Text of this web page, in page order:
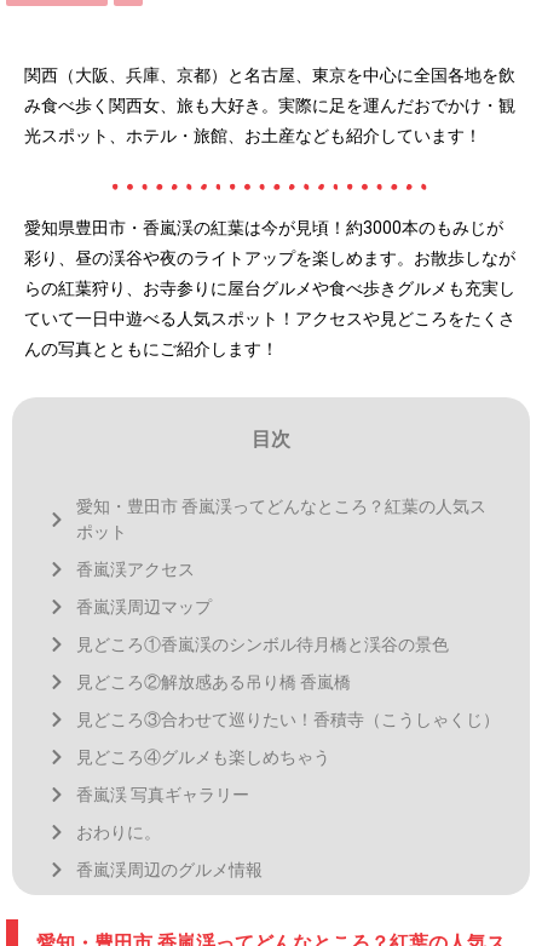
関西（大阪、兵庫、京都）と名古屋、東京を中心に全国各地を飲
み食べ歩く関西女、旅も大好き。実際に足を運んだおでかけ・観
光スポット、ホテル・旅館、お土産なども紹介しています！
愛知県豊田市・香嵐渓の紅葉は今が見頃！約3000本のもみじが
彩り、昼の渓谷や夜のライトアップを楽しめます。お散歩しなが
らの紅葉狩り、お寺参りに屋台グルメや食べ歩きグルメも充実し
ていて一日中遊べる人気スポット！アクセスや見どころをたくさ
んの写真とともにご紹介します！
目次
愛知・豊田市 香嵐渓ってどんなところ？紅葉の人気ス
ポット
香嵐渓アクセス
香嵐渓周辺マップ
見どころ①香嵐渓のシンボル待月橋と渓谷の景色
見どころ②解放感ある吊り橋 香嵐橋
見どころ③合わせて巡りたい！香積寺（こうしゃくじ）
見どころ④グルメも楽しめちゃう
香嵐渓 写真ギャラリー
おわりに。
香嵐渓周辺のグルメ情報